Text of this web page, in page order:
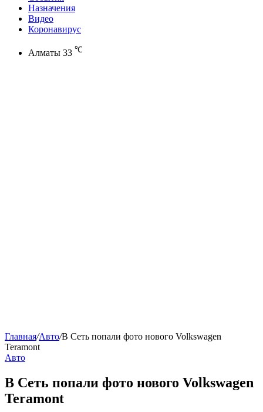
Назначения
Видео
Коронавирус
Алматы 33 ℃
Главная/Авто/В Сеть попали фото нового Volkswagen
Teramont
Авто
В Сеть попали фото нового Volkswagen
Teramont